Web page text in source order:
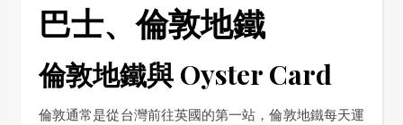
巴士、倫敦地鐵
倫敦地鐵與 Oyster Card
倫敦通常是從台灣前往英國的第一站，倫敦地鐵每天運